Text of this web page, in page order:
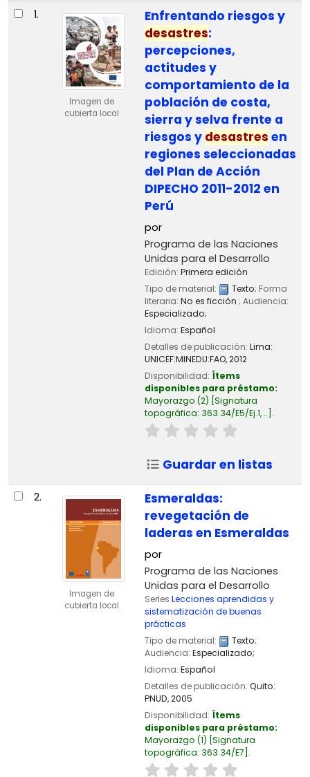
Resultados
1.
Imagen de
cubierta local
Enfrentando riesgos y
desastres:
percepciones,
actitudes y
comportamiento de la
población de costa,
sierra y selva frente a
riesgos y desastres en
regiones seleccionadas
del Plan de Acción
DIPECHO 2011-2012 en
Perú
por
Programa de las Naciones
Unidas para el Desarrollo
Edición: Primera edición
Tipo de material:
Texto; Forma
literaria: No es ficción ; Audiencia:
Especializado;
Idioma: Español
Detalles de publicación: Lima:
UNICEF:MINEDU:FAO,2012
Disponibilidad: Ítems
disponibles para préstamo:
Mayorazgo (2) Signatura
topográfica: 363.34/E5/Ej.1, .. .
Guardar en listas
2.
Imagen de
cubierta local
Esmeraldas:
revegetación de
laderas en Esmeraldas
por
Programa de las Naciones
Unidas para el Desarrollo
Series Lecciones aprendidas y
sistematización de buenas
prácticas
Tipo de material:
Texto;
Audiencia: Especializado;
Idioma: Español
Detalles de publicación: Quito:
PNUD,2005
Disponibilidad: Ítems
disponibles para préstamo:
Mayorazgo (1) Signatura
topográfica: 363.34/E7 .